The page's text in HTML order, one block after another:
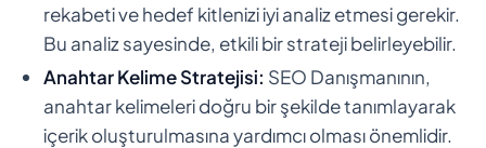
rekabeti ve hedef kitlenizi iyi analiz etmesi gerekir.
Bu analiz sayesinde, etkili bir strateji belirleyebilir.
Anahtar Kelime Stratejisi: SEO Danışmanının,
anahtar kelimeleri doğru bir şekilde tanımlayarak
içerik oluşturulmasına yardımcı olması önemlidir.